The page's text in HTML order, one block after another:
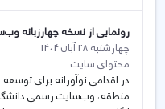
رونمایی از نسخه چهارزبانه
چهارشنبه 28 آبان 1404
محتوای سایت
در اقدامی نوآورانه برای
منطقه، وب‌سایت رسمی